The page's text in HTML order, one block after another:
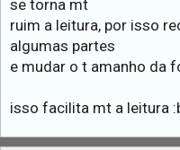
se torna mt
ruim a leitura, por isso
algumas partes
e mudar o t amanho da
isso facilita mt a leitura